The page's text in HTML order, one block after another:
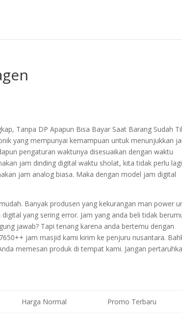
Tanpa DP Apapun Bisa Bayar Saat Barang Sudah
yang mempunyai kemampuan untuk menunjukkan
pengaturan waktunya disesuaikan dengan waktu
jam dinding digital waktu sholat, kita tidak perlu lagi
jam analog biasa. Maka dengan model jam digital
Banyak produsen yang kekurangan man power
yang sering error. Jam yang anda beli tidak
jawab? Tapi tenang karena anda bertemu dengan
jam masjid kami kirim ke penjuru nusantara.
memesan produk di tempat kami. Jangan
Harga Normal Promo Terbaru